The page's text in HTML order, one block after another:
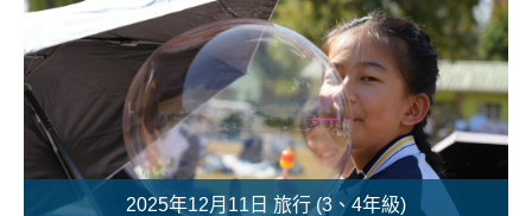
2025年12月11日 旅行 (3、4年級)